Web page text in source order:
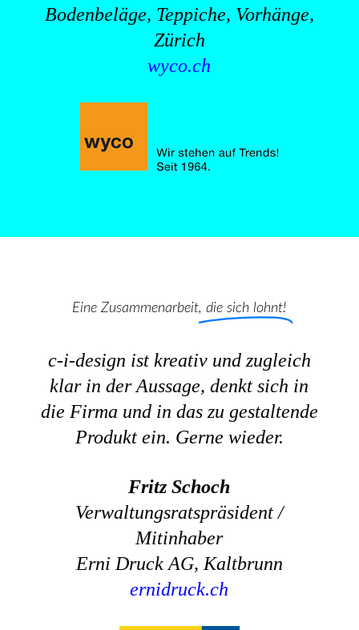
Bodenbeläge, Teppiche, Vorhänge,
Zürich
wyco.ch
Eine Zusammenarbeit, die sich lohnt!
c-i-design ist kreativ und zugleich
klar in der Aussage, denkt sich in
die Firma und in das zu gestaltende
Produkt ein. Gerne wieder.
Fritz Schoch
Verwaltungsratspräsident /
Mitinhaber
Erni Druck AG, Kaltbrunn
ernidruck.ch